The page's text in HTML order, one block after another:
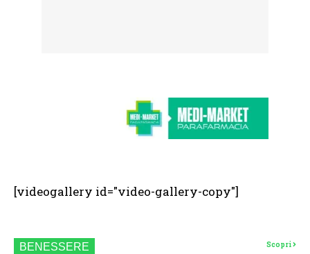
[videogallery id="video-gallery-copy"]
BENESSERE Scopri